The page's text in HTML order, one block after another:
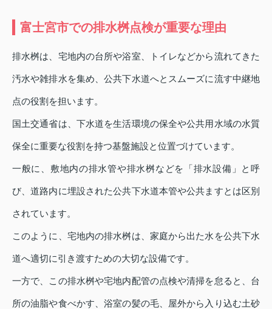
富士宮市での排水桝点検が重要な理由
排水桝は、宅地内の台所や浴室、トイレなどから流れてきた
汚水や雑排水を集め、公共下水道へとスムーズに流す中継地
点の役割を担います。
国土交通省は、下水道を生活環境の保全や公共用水域の水質
保全に重要な役割を持つ基盤施設と位置づけています。
一般に、敷地内の排水管や排水桝などを「排水設備」と呼
び、道路内に埋設された公共下水道本管や公共ますとは区別
されています。
このように、宅地内の排水桝は、家庭から出た水を公共下水
道へ適切に引き渡すための大切な設備です。
一方で、この排水桝や宅地内配管の点検や清掃を怠ると、台
所の油脂や食べかす、浴室の髪の毛、屋外から入り込む土砂